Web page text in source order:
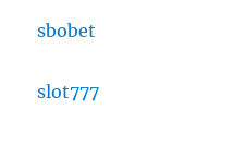
sbobet
slot777